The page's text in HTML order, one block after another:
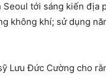
tới sáng kiến địa
không khí; sử dụng
Lưu Đức Cường cho